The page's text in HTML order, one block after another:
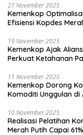
21 November 2025
Kemenkop
Efisiensi Kopdes
19 November 2025
Kemenkop Ajak
Perkuat Ketahanan
11 November 2025
Kemenkop Dorong
Komoditi Unggulan di
10 November 2025
Realisasi Pelatihan
Merah Putih Capai 61%